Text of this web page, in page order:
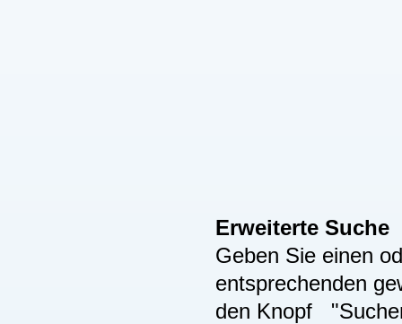
Erweiterte Suche
Geben Sie einen
entsprechenden
den Knopf